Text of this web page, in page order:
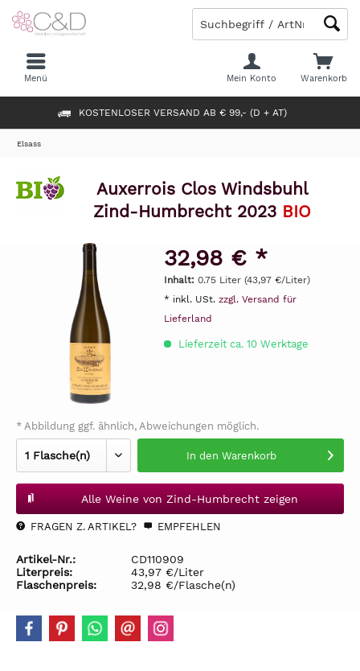
KOSTENLOSER VERSAND AB € 99,- (D + AT)
Warenkorb
Mein Konto
Menü
Elsass
Auxerrois Clos Windsbuhl
Zind-Humbrecht 2023 BIO
32,98 € *
Inhalt: 0.75 Liter (43,97 €/Liter)
* inkl. USt. zzgl. Versand für
Lieferland
Lieferzeit ca. 10 Werktage
* Abbildung ggf. ähnlich, Abweichungen möglich.
In den Warenkorb
Alle Weine von Zind-Humbrecht zeigen
FRAGEN Z. ARTIKEL? EMPFEHLEN
Artikel-Nr.:
CD110909
Literpreis:
43,97 €/Liter
Flaschenpreis:
32,98 €/Flasche(n)